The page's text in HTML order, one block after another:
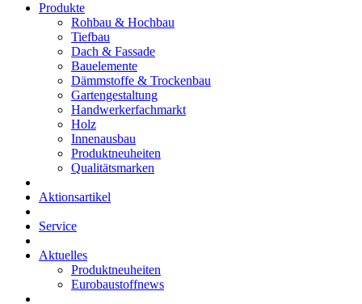
Produkte
Rohbau & Hochbau
Tiefbau
Dach & Fassade
Bauelemente
Dämmstoffe & Trockenbau
Gartengestaltung
Handwerkerfachmarkt
Holz
Innenausbau
Produktneuheiten
Qualitätsmarken
Aktionsartikel
Service
Aktuelles
Produktneuheiten
Eurobaustoffnews